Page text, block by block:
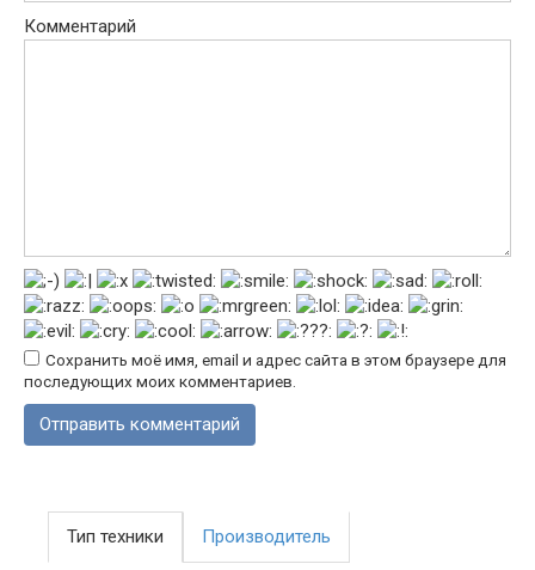
Комментарий
Сохранить моё имя, email и адрес сайта в этом браузере для
последующих моих комментариев.
Тип техники Производитель